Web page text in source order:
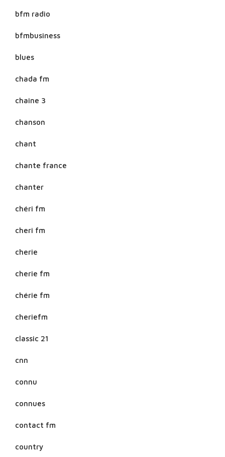
bfm radio
bfmbusiness
blues
chada fm
chaine 3
chanson
chant
chante france
chanter
chéri fm
cheri fm
cherie
cherie fm
chérie fm
cheriefm
classic 21
cnn
connu
connues
contact fm
country